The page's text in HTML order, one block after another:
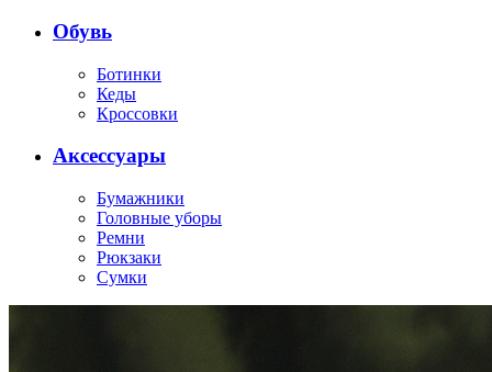
Обувь
Ботинки
Кеды
Кроссовки
Аксессуары
Бумажники
Головные уборы
Ремни
Рюкзаки
Сумки